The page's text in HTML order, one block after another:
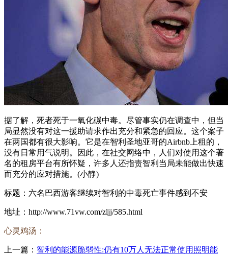
据了解，死者死于一氧化碳中毒。尽管事实仍在调查中，但当
局显然没有对这一援助请求作出充分和紧急的回应。这个案子
在两国都有很大影响。它是在智利圣地亚哥的Airbnb上租的，
没有日常用气说明。因此，在社交网络中，人们对使用这个著
名的租房平台有所怀疑，许多人还指责智利当局未能做出快速
而充分的应对措施。(小静)
标题：六名巴西游客继续对智利的中毒死亡事件感到不安
地址：http://www.71vw.com/zljj/585.html
心灵鸡汤：
上一篇： 智利的能源脆弱性:仍有10万人无法正常使用照明能